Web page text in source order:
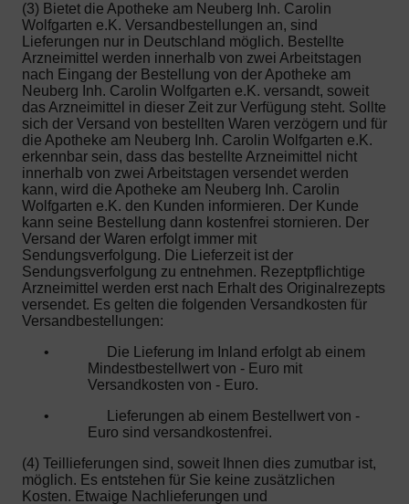
(3) Bietet die Apotheke am Neuberg Inh. Carolin
Wolfgarten e.K. Versandbestellungen an, sind
Lieferungen nur in Deutschland möglich. Bestellte
Arzneimittel werden innerhalb von zwei Arbeitstagen
nach Eingang der Bestellung von der Apotheke am
Neuberg Inh. Carolin Wolfgarten e.K. versandt, soweit
das Arzneimittel in dieser Zeit zur Verfügung steht. Sollte
sich der Versand von bestellten Waren verzögern und für
die Apotheke am Neuberg Inh. Carolin Wolfgarten e.K.
erkennbar sein, dass das bestellte Arzneimittel nicht
innerhalb von zwei Arbeitstagen versendet werden
kann, wird die Apotheke am Neuberg Inh. Carolin
Wolfgarten e.K. den Kunden informieren. Der Kunde
kann seine Bestellung dann kostenfrei stornieren. Der
Versand der Waren erfolgt immer mit
Sendungsverfolgung. Die Lieferzeit ist der
Sendungsverfolgung zu entnehmen. Rezeptpflichtige
Arzneimittel werden erst nach Erhalt des Originalrezepts
versendet. Es gelten die folgenden Versandkosten für
Versandbestellungen:
•
Die Lieferung im Inland erfolgt ab einem
Mindestbestellwert von - Euro mit
Versandkosten von - Euro.
•
Lieferungen ab einem Bestellwert von -
Euro sind versandkostenfrei.
(4) Teillieferungen sind, soweit Ihnen dies zumutbar ist,
möglich. Es entstehen für Sie keine zusätzlichen
Kosten. Etwaige Nachlieferungen und